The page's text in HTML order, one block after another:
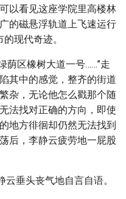
以看见这座学院里高楼林
的磁悬浮轨道上飞速运行
现代奇迹。
荫区橡树大道一号……”走
其中的感觉，整齐的街道
杂，无论他怎么戳那个随
法找对正确的方向，即使
地方徘徊却仍然无法找到
后，李静云疲劳地一屁股
云垂头丧气地自言自语。